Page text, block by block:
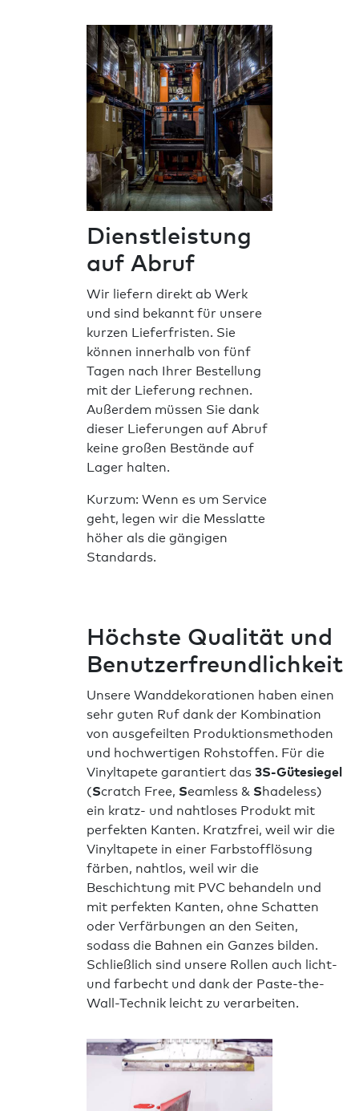
Dienstleistung
auf Abruf
Wir liefern direkt ab Werk
und sind bekannt für unsere
kurzen Lieferfristen. Sie
können innerhalb von fünf
Tagen nach Ihrer Bestellung
mit der Lieferung rechnen.
Außerdem müssen Sie dank
dieser Lieferungen auf Abruf
keine großen Bestände auf
Lager halten.
Kurzum: Wenn es um Service
geht, legen wir die Messlatte
höher als die gängigen
Standards.
Höchste Qualität und
Benutzerfreundlichkeit
Unsere Wanddekorationen haben einen
sehr guten Ruf dank der Kombination
von ausgefeilten Produktionsmethoden
und hochwertigen Rohstoffen. Für die
Vinyltapete garantiert das 3S-Gütesiegel
(Scratch Free, Seamless & Shadeless)
ein kratz- und nahtloses Produkt mit
perfekten Kanten. Kratzfrei, weil wir die
Vinyltapete in einer Farbstofflösung
färben, nahtlos, weil wir die
Beschichtung mit PVC behandeln und
mit perfekten Kanten, ohne Schatten
oder Verfärbungen an den Seiten,
sodass die Bahnen ein Ganzes bilden.
Schließlich sind unsere Rollen auch licht-
und farbecht und dank der Paste-the-
Wall-Technik leicht zu verarbeiten.